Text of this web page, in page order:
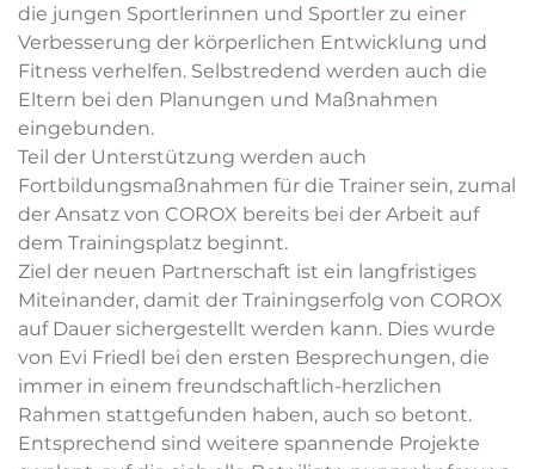
die jungen Sportlerinnen und Sportler zu einer
Verbesserung der körperlichen Entwicklung und
Fitness verhelfen. Selbstredend werden auch die
Eltern bei den Planungen und Maßnahmen
eingebunden.
Teil der Unterstützung werden auch
Fortbildungsmaßnahmen für die Trainer sein, zumal
der Ansatz von COROX bereits bei der Arbeit auf
dem Trainingsplatz beginnt.
Ziel der neuen Partnerschaft ist ein langfristiges
Miteinander, damit der Trainingserfolg von COROX
auf Dauer sichergestellt werden kann. Dies wurde
von Evi Friedl bei den ersten Besprechungen, die
immer in einem freundschaftlich-herzlichen
Rahmen stattgefunden haben, auch so betont.
Entsprechend sind weitere spannende Projekte